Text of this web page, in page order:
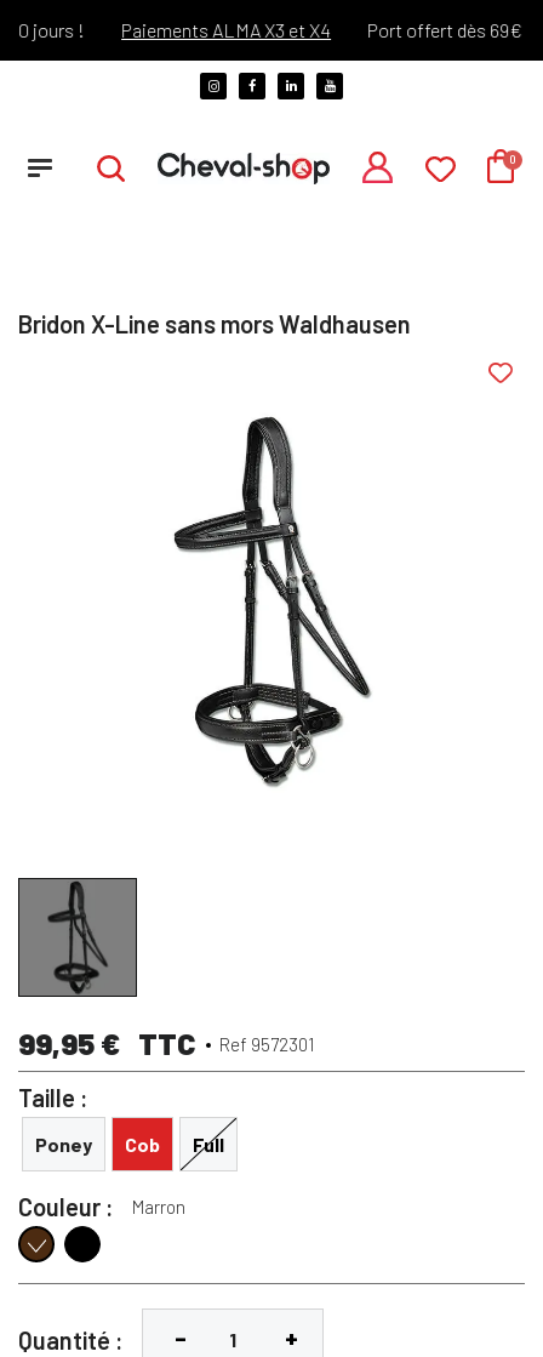
jours ! Paiements ALMA X3 et X4 Port offert dès 69€
Bridon X-Line sans mors Waldhausen
99,95 € TTC Ref 9572301
Taille :
Poney Cob Full
Couleur : Marron
MarronNoir
Quantité :